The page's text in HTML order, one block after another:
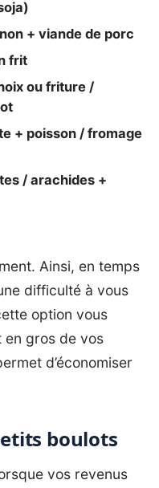
+ viande de porc
frit
ou friture /
+ poisson / fromage
/ arachides +
Ainsi, en temps
difficulté à vous
option vous
en gros de vos
d’économiser
boulots
vos revenus